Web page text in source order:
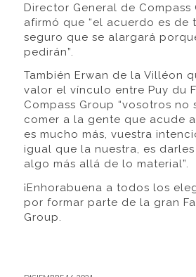
Director General de Compass
afirmó que “el acuerdo es de
seguro que se alargará
pedirán”.
También Erwan de la Villéon
valor el vínculo entre Puy du
Compass Group “vosotros no
comer a la gente que acude
es mucho más, vuestra
igual que la nuestra, es
algo más allá de lo material”.
¡Enhorabuena a todos los
por formar parte de la gran
Group.